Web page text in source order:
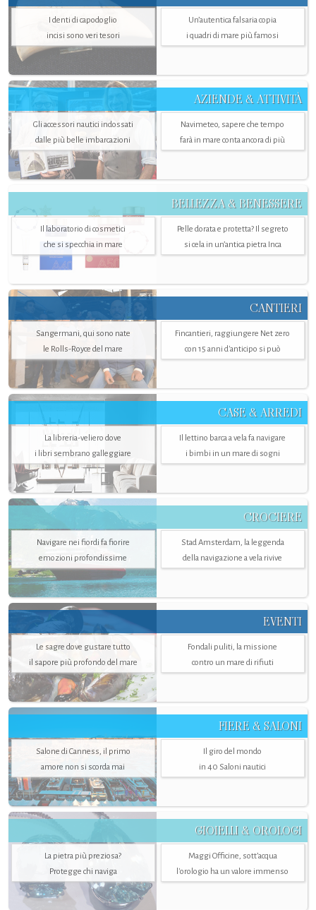
I denti di capodoglio
incisi sono veri tesori
Un’autentica falsaria copia
i quadri di mare più famosi
AZIENDE & ATTIVITÀ
Gli accessori nautici indossati
dalle più belle imbarcazioni
Navimeteo, sapere che tempo
farà in mare conta ancora di più
BELLEZZA & BENESSERE
Il laboratorio di cosmetici
che si specchia in mare
Pelle dorata e protetta? Il segreto
si cela in un’antica pietra Inca
CANTIERI
Sangermani, qui sono nate
le Rolls-Royce del mare
Fincantieri, raggiungere Net zero
con 15 anni d'anticipo si può
CASE & ARREDI
La libreria-veliero dove
i libri sembrano galleggiare
Il lettino barca a vela fa navigare
i bimbi in un mare di sogni
CROCIERE
Navigare nei fiordi fa fiorire
emozioni profondissime
Stad Amsterdam, la leggenda
della navigazione a vela rivive
EVENTI
Le sagre dove gustare tutto
il sapore più profondo del mare
Fondali puliti, la missione
contro un mare di rifiuti
FIERE & SALONI
Salone di Canness, il primo
amore non si scorda mai
Il giro del mondo
in 40 Saloni nautici
GIOIELLI & OROLOGI
La pietra più preziosa?
Protegge chi naviga
Maggi Officine, sott’acqua
l'orologio ha un valore immenso